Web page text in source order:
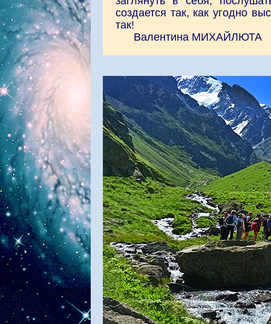
создается так, как угодно
так!
Валентина МИХАЙЛЮТА